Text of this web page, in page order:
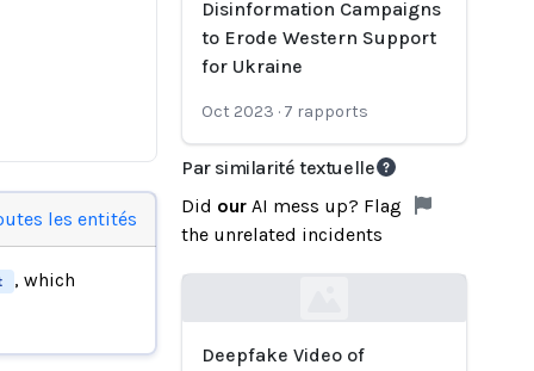
les entités
, which
Disinformation Campaigns
to Erode Western Support
for Ukraine
Oct 2023 · 7 rapports
Par similarité textuelle
Did our AI mess up? Flag
the unrelated incidents
Deepfake Video of